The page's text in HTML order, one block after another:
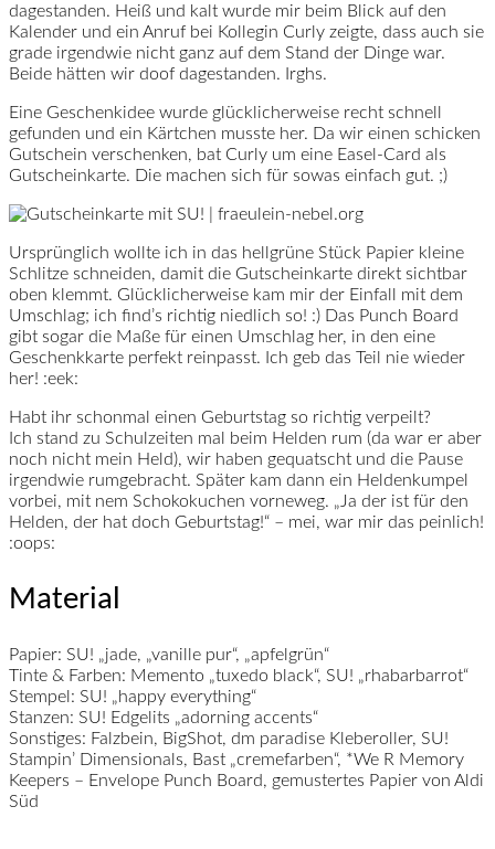
dagestanden. Heiß und kalt wurde mir beim Blick auf den
Kalender und ein Anruf bei Kollegin Curly zeigte, dass auch sie
grade irgendwie nicht ganz auf dem Stand der Dinge war.
Beide hätten wir doof dagestanden. Irghs.
Eine Geschenkidee wurde glücklicherweise recht schnell
gefunden und ein Kärtchen musste her. Da wir einen schicken
Gutschein verschenken, bat Curly um eine Easel-Card als
Gutscheinkarte. Die machen sich für sowas einfach gut. ;)
Ursprünglich wollte ich in das hellgrüne Stück Papier kleine
Schlitze schneiden, damit die Gutscheinkarte direkt sichtbar
oben klemmt. Glücklicherweise kam mir der Einfall mit dem
Umschlag; ich find’s richtig niedlich so! :) Das Punch Board
gibt sogar die Maße für einen Umschlag her, in den eine
Geschenkkarte perfekt reinpasst. Ich geb das Teil nie wieder
her! :eek:
Habt ihr schonmal einen Geburtstag so richtig verpeilt?
Ich stand zu Schulzeiten mal beim Helden rum (da war er aber
noch nicht mein Held), wir haben gequatscht und die Pause
irgendwie rumgebracht. Später kam dann ein Heldenkumpel
vorbei, mit nem Schokokuchen vorneweg. „Ja der ist für den
Helden, der hat doch Geburtstag!“ – mei, war mir das peinlich!
:oops:
Material
Papier: SU! „jade, „vanille pur“, „apfelgrün“
Tinte & Farben: Memento „tuxedo black“, SU! „rhabarbarrot“
Stempel: SU! „happy everything“
Stanzen: SU! Edgelits „adorning accents“
Sonstiges: Falzbein, BigShot, dm paradise Kleberoller, SU!
Stampin’ Dimensionals, Bast „cremefarben“, *We R Memory
Keepers – Envelope Punch Board, gemustertes Papier von Aldi
Süd